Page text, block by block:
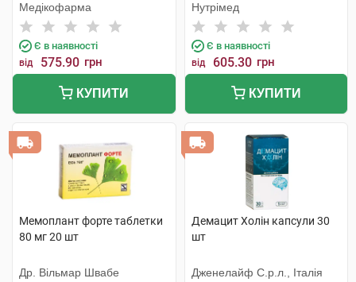
Медікофарма
Є в наявності
від 575.90 грн
КУПИТИ
Нутрімед
Є в наявності
від 605.30 грн
КУПИТИ
Мемоплант форте таблетки
80 мг 20 шт
Др. Вільмар Швабе
Демацит Холін капсули 30
шт
Дженелайф С.р.л., Італія